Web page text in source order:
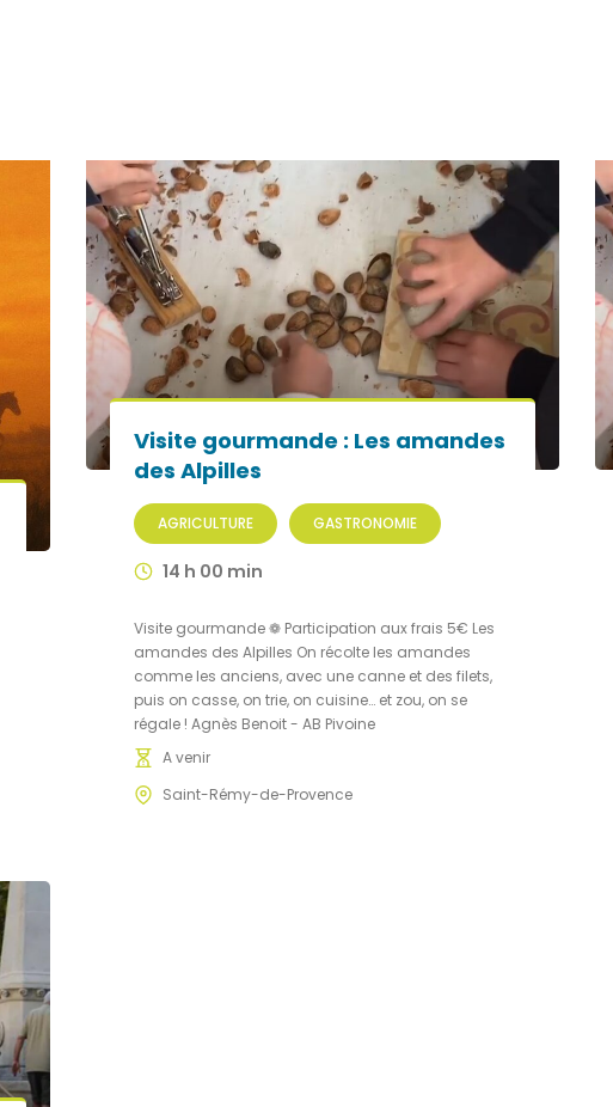
Visite gourmande : Les amandes
des Alpilles
AGRICULTURE GASTRONOMIE
14 h 00 min
Visite gourmande ❁ Participation aux frais 5€ Les
amandes des Alpilles On récolte les amandes
comme les anciens, avec une canne et des filets,
puis on casse, on trie, on cuisine… et zou, on se
régale ! Agnès Benoit - AB Pivoine
A venir
Saint-Rémy-de-Provence